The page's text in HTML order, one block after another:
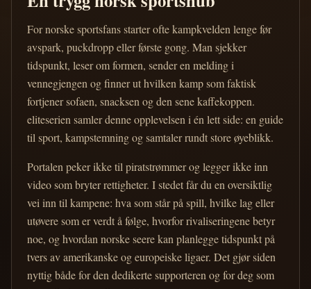
For norske sportsfans starter ofte kampkvelden lenge før
avspark, puckdropp eller første gong. Man sjekker
tidspunkt, leser om formen, sender en melding i
vennegjengen og finner ut hvilken kamp som faktisk
fortjener sofaen, snacksen og den sene kaffekoppen.
eliteserien samler denne opplevelsen i én lett side: en guide
til sport, kampstemning og samtaler rundt store øyeblikk.
Portalen peker ikke til piratstrømmer og legger ikke inn
video som bryter rettigheter. I stedet får du en oversiktlig
vei inn til kampene: hva som står på spill, hvilke lag eller
utøvere som er verdt å følge, hvorfor rivaliseringene betyr
noe, og hvordan norske seere kan planlegge tidspunkt på
tvers av amerikanske og europeiske ligaer. Det gjør siden
nyttig både for den dedikerte supporteren og for deg som